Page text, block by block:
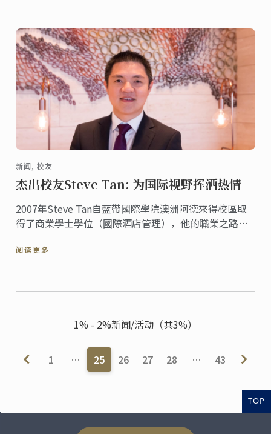
新闻, 校友
杰出校友Steve Tan: 为国际视野挥洒热情
2007年Steve Tan自藍帶國際學院澳洲阿德來得校區取
得了商業學士學位（國際酒店管理），他的職業之路專
成為前臺的管理經裡。
阅读更多
1% - 2%新闻/活动（共3%）
1 … 25 26 27 28 … 43
TOP